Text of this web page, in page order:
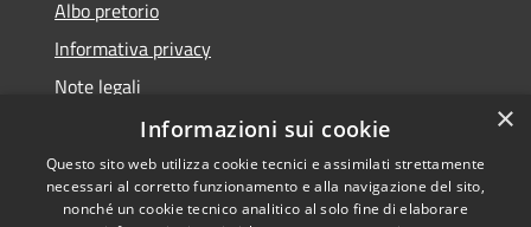
Albo pretorio
Informativa privacy
Note legali
Dichiarazione di accessibilità
×
Informazioni sui cookie
Questo sito web utilizza cookie tecnici e assimilati strettamente
necessari al corretto funzionamento e alla navigazione del sito,
nonché un cookie tecnico analitico al solo fine di elaborare